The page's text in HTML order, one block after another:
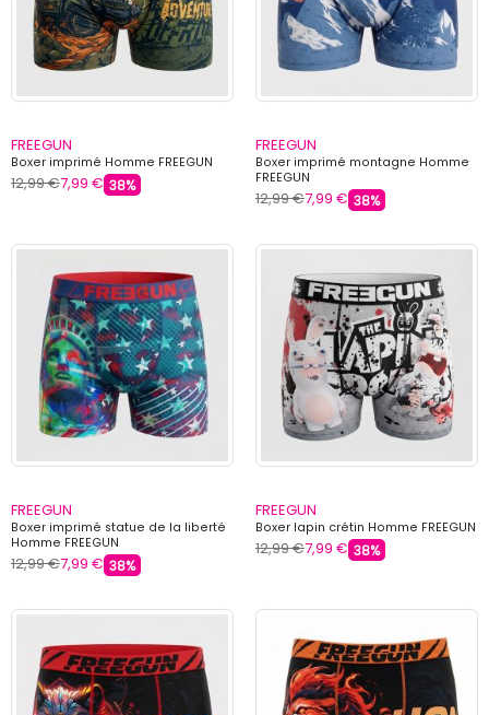
FREEGUN
Boxer imprimé Homme FREEGUN
12,99 €7,99 € 38%
FREEGUN
Boxer imprimé montagne Homme
FREEGUN
12,99 €7,99 € 38%
FREEGUN
Boxer imprimé statue de la liberté
Homme FREEGUN
12,99 €7,99 € 38%
FREEGUN
Boxer lapin crétin Homme FREEGUN
12,99 €7,99 € 38%